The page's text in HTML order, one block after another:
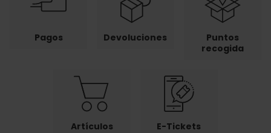
Pagos Devoluciones
Puntos
recogida
Artículos E-Tickets